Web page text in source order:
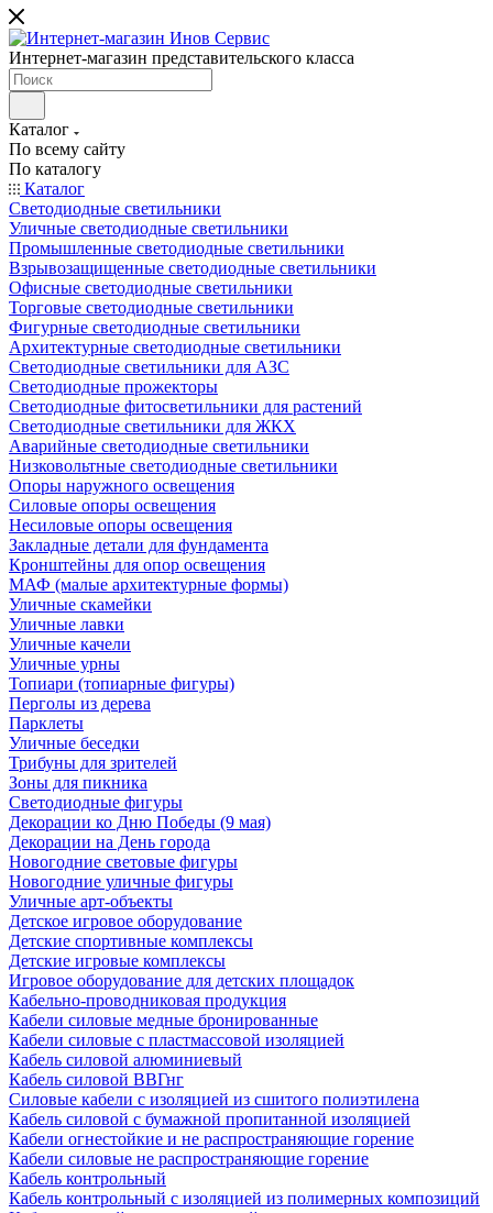
Интернет-магазин представительского класса
Каталог
По всему сайту
По каталогу
Каталог
Светодиодные светильники
Уличные светодиодные светильники
Промышленные светодиодные светильники
Взрывозащищенные светодиодные светильники
Офисные светодиодные светильники
Торговые светодиодные светильники
Фигурные светодиодные светильники
Архитектурные светодиодные светильники
Светодиодные светильники для АЗС
Светодиодные прожекторы
Светодиодные фитосветильники для растений
Светодиодные светильники для ЖКХ
Аварийные светодиодные светильники
Низковольтные светодиодные светильники
Опоры наружного освещения
Силовые опоры освещения
Несиловые опоры освещения
Закладные детали для фундамента
Кронштейны для опор освещения
МАФ (малые архитектурные формы)
Уличные скамейки
Уличные лавки
Уличные качели
Уличные урны
Топиари (топиарные фигуры)
Перголы из дерева
Парклеты
Уличные беседки
Трибуны для зрителей
Зоны для пикника
Светодиодные фигуры
Декорации ко Дню Победы (9 мая)
Декорации на День города
Новогодние световые фигуры
Новогодние уличные фигуры
Уличные арт-объекты
Детское игровое оборудование
Детские спортивные комплексы
Детские игровые комплексы
Игровое оборудование для детских площадок
Кабельно-проводниковая продукция
Кабели силовые медные бронированные
Кабели силовые с пластмассовой изоляцией
Кабель силовой алюминиевый
Кабель силовой ВВГнг
Силовые кабели с изоляцией из сшитого полиэтилена
Кабель силовой с бумажной пропитанной изоляцией
Кабели огнестойкие и не распространяющие горение
Кабели силовые не распространяющие горение
Кабель контрольный
Кабель контрольный с изоляцией из полимерных композиций